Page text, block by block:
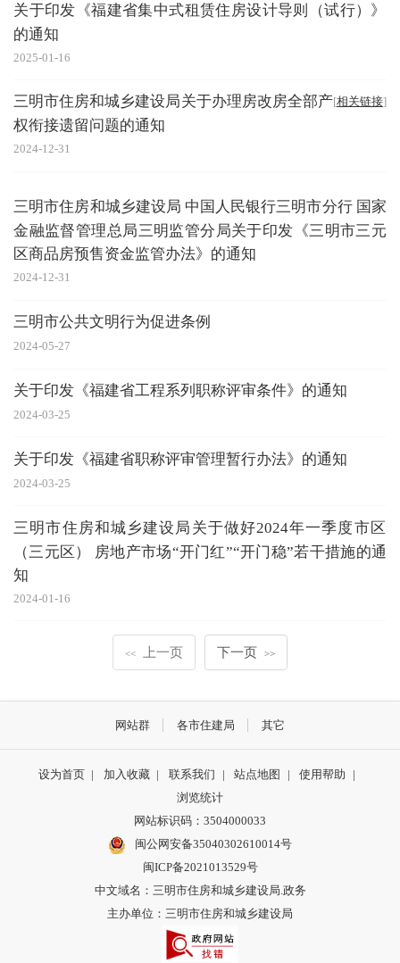
关于印发《福建省集中式租赁住房设计导则（试行）》
的通知
2025-01-16
[相关链接]
三明市住房和城乡建设局关于办理房改房全部产
权衔接遗留问题的通知
2024-12-31
三明市住房和城乡建设局 中国人民银行三明市分行 国家
金融监督管理总局三明监管分局关于印发《三明市三元
区商品房预售资金监管办法》的通知
2024-12-31
三明市公共文明行为促进条例
2024-05-27
关于印发《福建省工程系列职称评审条件》的通知
2024-03-25
关于印发《福建省职称评审管理暂行办法》的通知
2024-03-25
三明市住房和城乡建设局关于做好2024年一季度市区
（三元区） 房地产市场“开门红”“开门稳”若干措施的通
知
2024-01-16
<< 上一页 下一页 >>
网站群 各市住建局 其它
设为首页 | 加入收藏 | 联系我们 | 站点地图 | 使用帮助
|
浏览统计
网站标识码：3504000033
闽公网安备35040302610014号
闽ICP备2021013529号
中文域名：三明市住房和城乡建设局.政务
主办单位：三明市住房和城乡建设局